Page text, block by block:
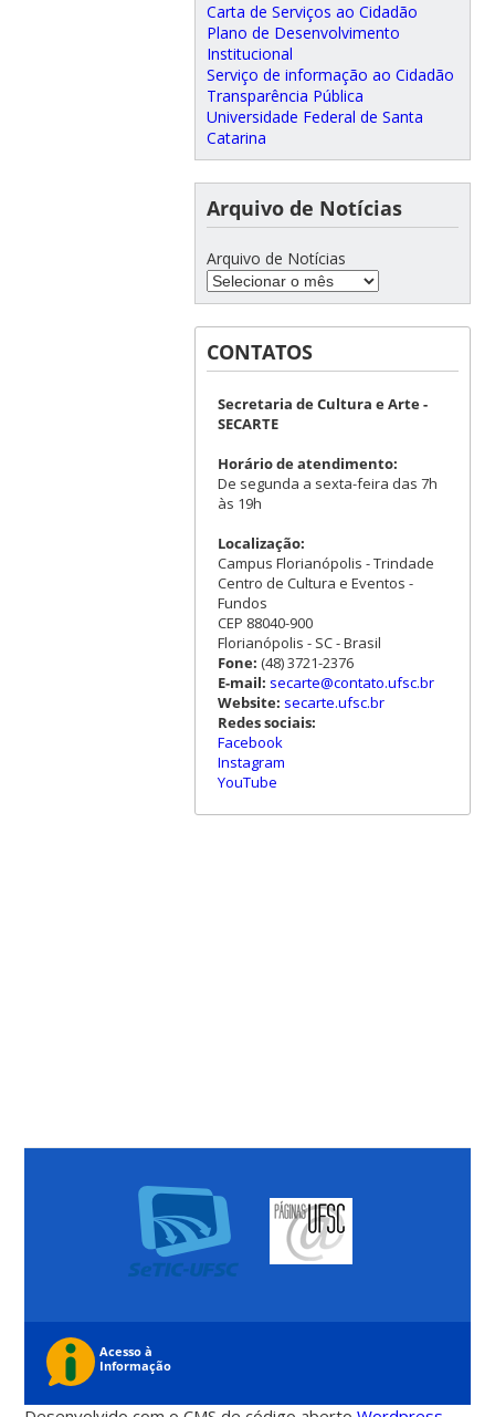
Carta de Serviços ao Cidadão
Plano de Desenvolvimento
Institucional
Serviço de informação ao Cidadão
Transparência Pública
Universidade Federal de Santa
Catarina
Arquivo de Notícias
Arquivo de Notícias
CONTATOS
Secretaria de Cultura e Arte -
SECARTE
Horário de atendimento:
De segunda a sexta-feira das 7h
às 19h
Localização:
Campus Florianópolis - Trindade
Centro de Cultura e Eventos -
Fundos
CEP 88040-900
Florianópolis - SC - Brasil
Fone: (48) 3721-2376
E-mail: secarte@contato.ufsc.br
Website: secarte.ufsc.br
Redes sociais:
Facebook
Instagram
YouTube